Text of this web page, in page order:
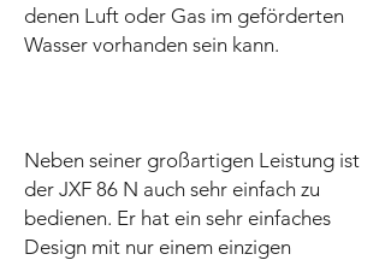
denen Luft oder Gas im geförderten
Wasser vorhanden sein kann.
Neben seiner großartigen Leistung ist
der JXF 86 N auch sehr einfach zu
bedienen. Er hat ein sehr einfaches
Design mit nur einem einzigen